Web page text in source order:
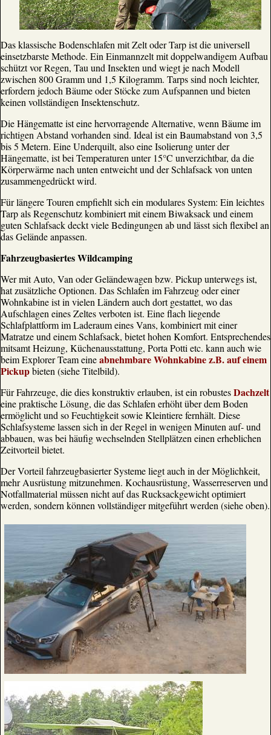
Das klassische Bodenschlafen mit Zelt oder Tarp ist die universell
einsetzbarste Methode. Ein Einmannzelt mit doppelwandigem Aufbau
schützt vor Regen, Tau und Insekten und wiegt je nach Modell
zwischen 800 Gramm und 1,5 Kilogramm. Tarps sind noch leichter,
erfordern jedoch Bäume oder Stöcke zum Aufspannen und bieten
keinen vollständigen Insektenschutz.
Die Hängematte ist eine hervorragende Alternative, wenn Bäume im
richtigen Abstand vorhanden sind. Ideal ist ein Baumabstand von 3,5
bis 5 Metern. Eine Underquilt, also eine Isolierung unter der
Hängematte, ist bei Temperaturen unter 15°C unverzichtbar, da die
Körperwärme nach unten entweicht und der Schlafsack von unten
zusammengedrückt wird.
Für längere Touren empfiehlt sich ein modulares System: Ein leichtes
Tarp als Regenschutz kombiniert mit einem Biwaksack und einem
guten Schlafsack deckt viele Bedingungen ab und lässt sich flexibel an
das Gelände anpassen.
Fahrzeugbasiertes Wildcamping
Wer mit Auto, Van oder Geländewagen bzw. Pickup unterwegs ist,
hat zusätzliche Optionen. Das Schlafen im Fahrzeug oder einer
Wohnkabine ist in vielen Ländern auch dort gestattet, wo das
Aufschlagen eines Zeltes verboten ist. Eine flach liegende
Schlafplattform im Laderaum eines Vans, kombiniert mit einer
Matratze und einem Schlafsack, bietet hohen Komfort. Entsprechendes
mitsamt Heizung, Küchenausstattung, Porta Potti etc. kann auch wie
beim Explorer Team eineabnehmbare Wohnkabine z.B. auf einem
Pickupbieten (siehe Titelbild).
Für Fahrzeuge, die dies konstruktiv erlauben, ist ein robustesDachzelt
eine praktische Lösung, die das Schlafen erhöht über dem Boden
ermöglicht und so Feuchtigkeit sowie Kleintiere fernhält. Diese
Schlafsysteme lassen sich in der Regel in wenigen Minuten auf- und
abbauen, was bei häufig wechselnden Stellplätzen einen erheblichen
Zeitvorteil bietet.
Der Vorteil fahrzeugbasierter Systeme liegt auch in der Möglichkeit,
mehr Ausrüstung mitzunehmen. Kochausrüstung, Wasserreserven und
Notfallmaterial müssen nicht auf das Rucksackgewicht optimiert
werden, sondern können vollständiger mitgeführt werden (siehe oben).